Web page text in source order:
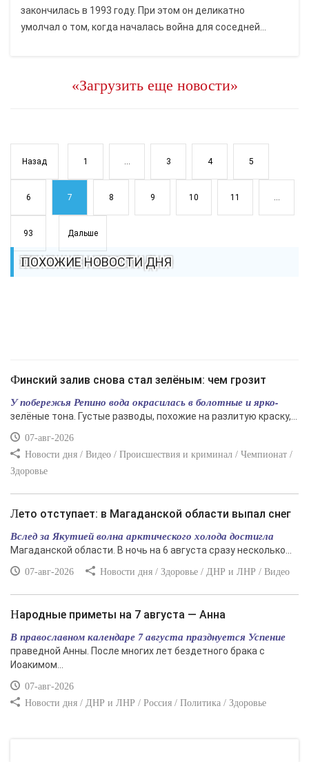
закончилась в 1993 году. При этом он деликатно
умолчал о том, когда началась война для соседней...
«Загрузить еще новости»
Назад 1 ... 3 4 5
6 7 8 9 10 11 ...
93 Дальше
ПОХОЖИЕ НОВОСТИ ДНЯ
Финский залив снова стал зелёным: чем грозит
У побережья Репино вода окрасилась в болотные и ярко-
зелёные тона. Густые разводы, похожие на разлитую краску,...
07-авг-2026
Новости дня / Видео / Происшествия и криминал / Чемпионат /
Здоровье
Лето отступает: в Магаданской области выпал снег
Вслед за Якутией волна арктического холода достигла
Магаданской области. В ночь на 6 августа сразу несколько...
07-авг-2026 Новости дня / Здоровье / ДНР и ЛНР / Видео
Народные приметы на 7 августа — Анна
В православном календаре 7 августа празднуется Успение
праведной Анны. После многих лет бездетного брака с
Иоакимом...
07-авг-2026
Новости дня / ДНР и ЛНР / Россия / Политика / Здоровье